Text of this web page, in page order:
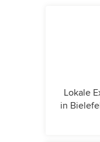
Lokale
in